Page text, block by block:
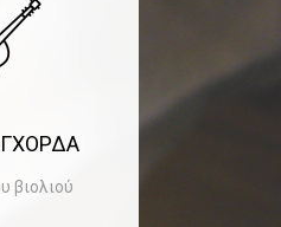
βιολιού